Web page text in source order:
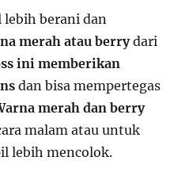
lebih berani dan
merah atau berrydari
ini memberikan
dan bisa mempertegas
merah dan berry
malam atau untuk
lebih mencolok.